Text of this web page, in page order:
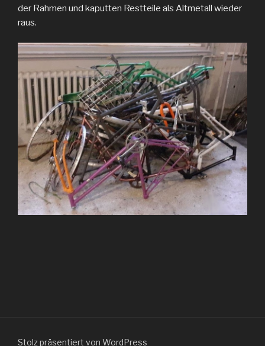
der Rahmen und kaputten Restteile als Altmetall wieder
raus.
Stolz präsentiert von WordPress